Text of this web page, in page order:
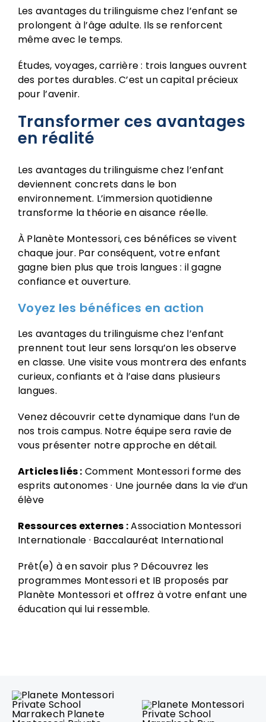
Les avantages du trilinguisme chez l’enfant se
prolongent à l’âge adulte. Ils se renforcent
même avec le temps.
Études, voyages, carrière : trois langues ouvrent
des portes durables. C’est un capital précieux
pour l’avenir.
Transformer ces avantages
en réalité
Les avantages du trilinguisme chez l’enfant
deviennent concrets dans le bon
environnement. L’immersion quotidienne
transforme la théorie en aisance réelle.
À Planète Montessori, ces bénéfices se vivent
chaque jour. Par conséquent, votre enfant
gagne bien plus que trois langues : il gagne
confiance et ouverture.
Voyez les bénéfices en action
Les avantages du trilinguisme chez l’enfant
prennent tout leur sens lorsqu’on les observe
en classe. Une visite vous montrera des enfants
curieux, confiants et à l’aise dans plusieurs
langues.
Venez découvrir cette dynamique dans l’un de
nos trois campus. Notre équipe sera ravie de
vous présenter notre approche en détail.
Articles liés : Comment Montessori forme des
esprits autonomes· Une journée dans la vie d’un
élève
Ressources externes :Association Montessori
Internationale · Baccalauréat International
Prêt(e) à en savoir plus ? Découvrez les
programmes Montessori et IB proposés par
Planète Montessori et offrez à votre enfant une
éducation qui lui ressemble.